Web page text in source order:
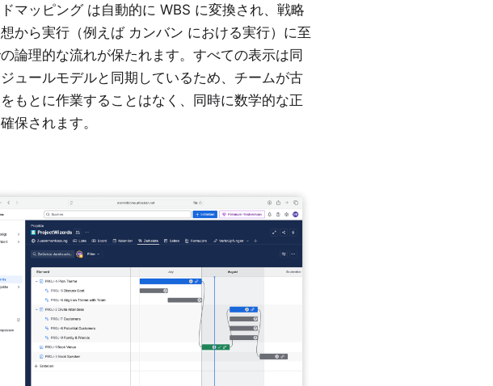
マッピングは自動的に WBS に変換され、戦略
から実行（例えば カンバン における実行）に至
論理的な流れが保たれます。すべての表示は同
ュールモデルと同期しているため、チームが古
もとに作業することはなく、同時に数学的な正
保されます。